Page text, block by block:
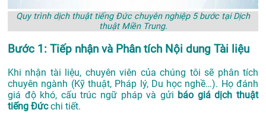
Quy trình dịch thuật tiếng Đức chuyên nghiệp 5 bước tại Dịch
thuật Miền Trung.
Bước 1: Tiếp nhận và Phân tích Nội dung Tài liệu
Khi nhận tài liệu, chuyên viên của chúng tôi sẽ phân tích
chuyên ngành (Kỹ thuật, Pháp lý, Du học nghề…). Họ đánh
giá độ khó, cấu trúc ngữ pháp và gửi báo giá dịch thuật
tiếng Đứcchi tiết.